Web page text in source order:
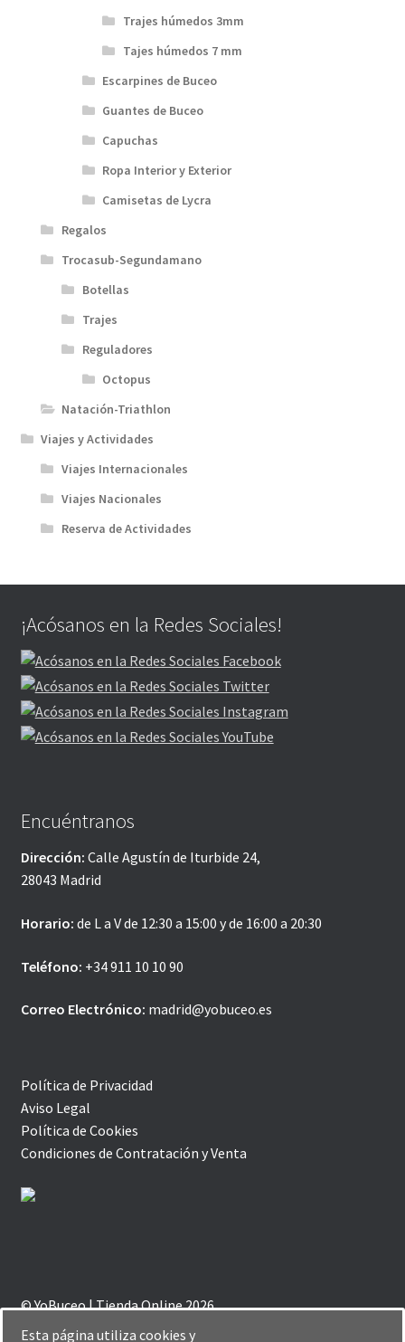
Trajes húmedos 3mm
Tajes húmedos 7 mm
Escarpines de Buceo
Guantes de Buceo
Capuchas
Ropa Interior y Exterior
Camisetas de Lycra
Regalos
Trocasub-Segundamano
Botellas
Trajes
Reguladores
Octopus
Natación-Triathlon
Viajes y Actividades
Viajes Internacionales
Viajes Nacionales
Reserva de Actividades
¡Acósanos en la Redes Sociales!
Encuéntranos
Dirección: Calle Agustín de Iturbide 24,
28043 Madrid
Horario: de L a V de 12:30 a 15:00 y de 16:00 a 20:30
Teléfono: +34 911 10 10 90
Correo Electrónico: madrid@yobuceo.es
Política de Privacidad
Aviso Legal
Política de Cookies
Condiciones de Contratación y Venta
© YoBuceo | Tienda Online 2026
Política de Privacidad
Creado con Storefront y
Esta página utiliza cookies y